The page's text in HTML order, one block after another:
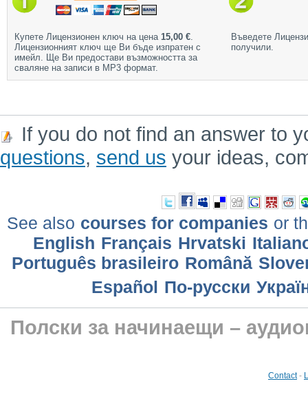
Купете Лицензионен ключ на цена 15,00 €.
Лицензионният ключ ще Ви бъде изпратен с
имейл. Ще Ви предостави възможността за
сваляне на записи в МР3 формат.
Въведете
получили.
If you do not find an answer to
questions, send us your ideas,
See also courses for companies or
English Français Hrvatski
Português brasileiro Română
Еspañol По-русски
Полски за начинаещи –
Contact-